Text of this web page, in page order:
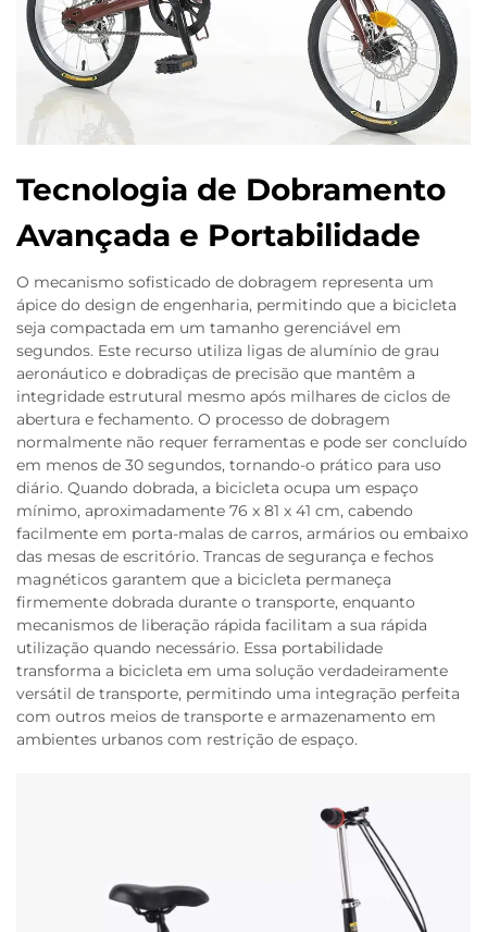
Tecnologia de Dobramento
Avançada e Portabilidade
O mecanismo sofisticado de dobragem representa um
ápice do design de engenharia, permitindo que a bicicleta
seja compactada em um tamanho gerenciável em
segundos. Este recurso utiliza ligas de alumínio de grau
aeronáutico e dobradiças de precisão que mantêm a
integridade estrutural mesmo após milhares de ciclos de
abertura e fechamento. O processo de dobragem
normalmente não requer ferramentas e pode ser concluído
em menos de 30 segundos, tornando-o prático para uso
diário. Quando dobrada, a bicicleta ocupa um espaço
mínimo, aproximadamente 76 x 81 x 41 cm, cabendo
facilmente em porta-malas de carros, armários ou embaixo
das mesas de escritório. Trancas de segurança e fechos
magnéticos garantem que a bicicleta permaneça
firmemente dobrada durante o transporte, enquanto
mecanismos de liberação rápida facilitam a sua rápida
utilização quando necessário. Essa portabilidade
transforma a bicicleta em uma solução verdadeiramente
versátil de transporte, permitindo uma integração perfeita
com outros meios de transporte e armazenamento em
ambientes urbanos com restrição de espaço.